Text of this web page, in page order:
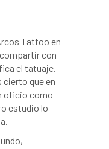
Tattoo en
con
el tatuaje.
cierto que en
oficio como
estudio lo